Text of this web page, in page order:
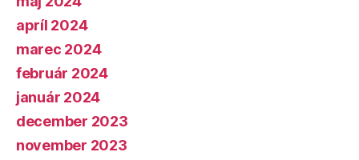
apríl 2024
marec 2024
február 2024
január 2024
december 2023
november 2023